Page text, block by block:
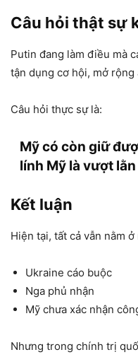
Câu hỏi thật sự
Putin đang làm điều mà
tận dụng cơ hội, mở
Câu hỏi thực sự là:
Mỹ có còn giữ
lính Mỹ là vượt
Kết luận
Hiện tại, tất cả vẫn nằm ở
Ukraine cáo buộc
Nga phủ nhận
Mỹ chưa xác nhận
Nhưng trong chính trị